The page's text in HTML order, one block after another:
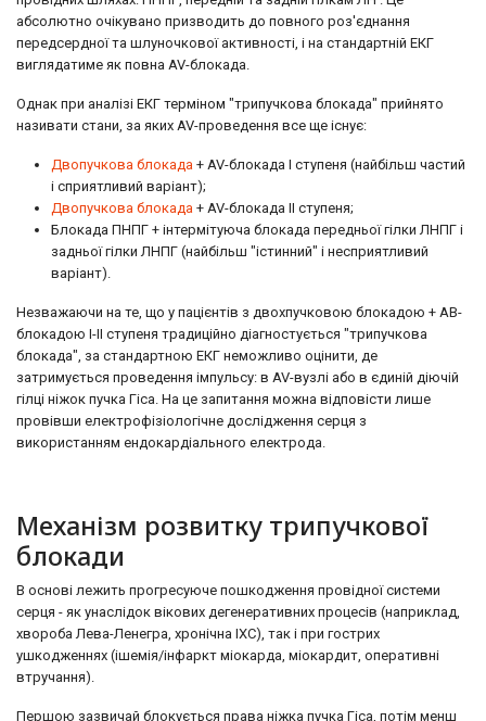
абсолютно очікувано призводить до повного роз'єднання
передсердної та шлуночкової активності, і на стандартній ЕКГ
виглядатиме як повна AV-блокада.
Однак при аналізі ЕКГ терміном "трипучкова блокада" прийнято
називати стани, за яких AV-проведення все ще існує:
Двопучкова блокада + AV-блокада I ступеня (найбільш частий
і сприятливий варіант);
Двопучкова блокада + AV-блокада II ступеня;
Блокада ПНПГ + інтермітуюча блокада передньої гілки ЛНПГ і
задньої гілки ЛНПГ (найбільш "істинний" і несприятливий
варіант).
Незважаючи на те, що у пацієнтів з двохпучковою блокадою + АВ-
блокадою I-II ступеня традиційно діагностується "трипучкова
блокада", за стандартною ЕКГ неможливо оцінити, де
затримується проведення імпульсу: в AV-вузлі або в єдиній діючій
гілці ніжок пучка Гіса. На це запитання можна відповісти лише
провівши електрофізіологічне дослідження серця з
використанням ендокардіального електрода.
Механізм розвитку трипучкової
блокади
В основі лежить прогресуюче пошкодження провідної системи
серця - як унаслідок вікових дегенеративних процесів (наприклад,
хвороба Лева-Ленегра, хронічна ІХС), так і при гострих
ушкодженнях (ішемія/інфаркт міокарда, міокардит, оперативні
втручання).
Першою зазвичай блокується права ніжка пучка Гіса, потім менш